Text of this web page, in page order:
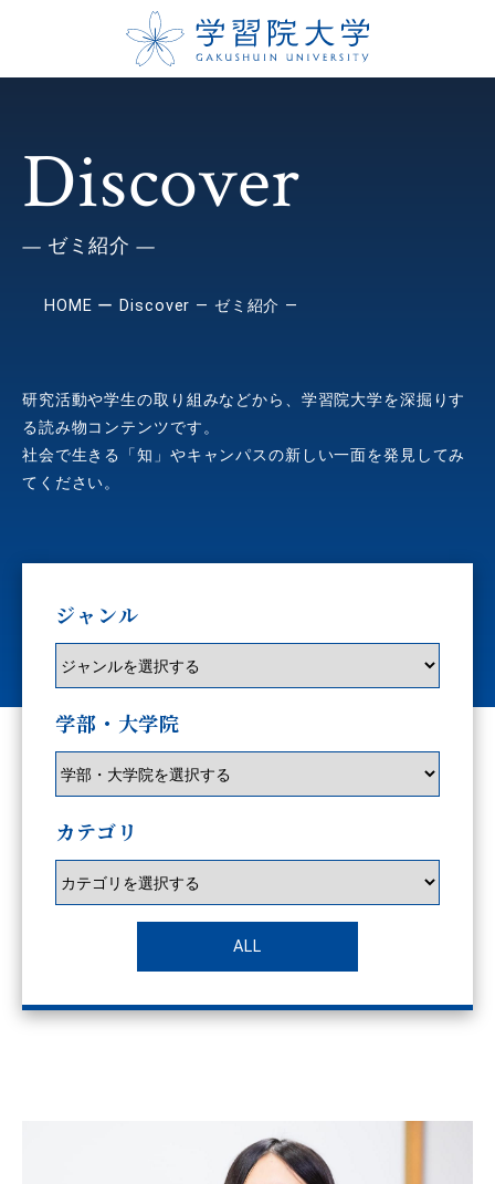
Discover
— ゼミ紹介 —
HOME Discover — ゼミ紹介 —
研究活動や学生の取り組みなどから、学習院大学を深掘りす
る読み物コンテンツです。
社会で生きる「知」やキャンパスの新しい一面を発見してみ
てください。
ジャンル
学部・大学院
カテゴリ
ALL